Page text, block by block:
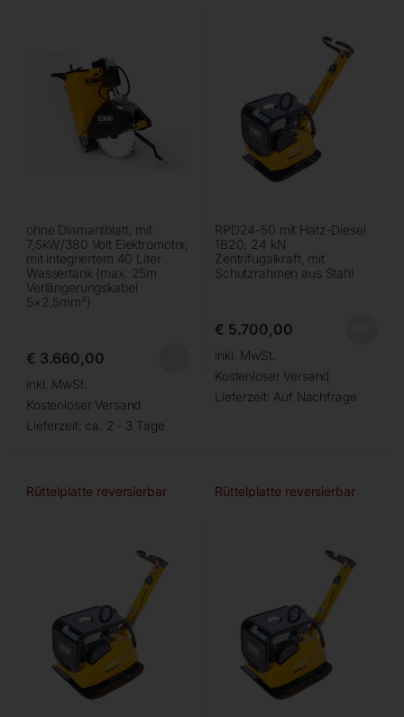
ohne Diamantblatt, mit
7,5kW/380 Volt Elektromotor,
mit integriertem 40 Liter
Wassertank (max. 25m
Verlängerungskabel
5×2,5mm²)
€ 3.660,00
inkl. MwSt.
Kostenloser Versand
Lieferzeit: ca. 2 - 3 Tage
RPD24-50 mit Hatz-Diesel
1B20, 24 kN
Zentrifugalkraft, mit
Schutzrahmen aus Stahl
€ 5.700,00
inkl. MwSt.
Kostenloser Versand
Lieferzeit: Auf Nachfrage
Rüttelplatte reversierbar Rüttelplatte reversierbar